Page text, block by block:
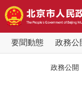
要聞動態 政務公
政務公開